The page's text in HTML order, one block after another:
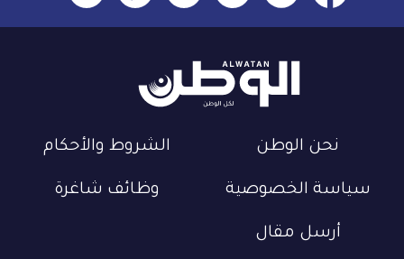
نحن الوطن الشروط والأحكام
سياسة الخصوصية وظائف شاغرة
أرسل مقال